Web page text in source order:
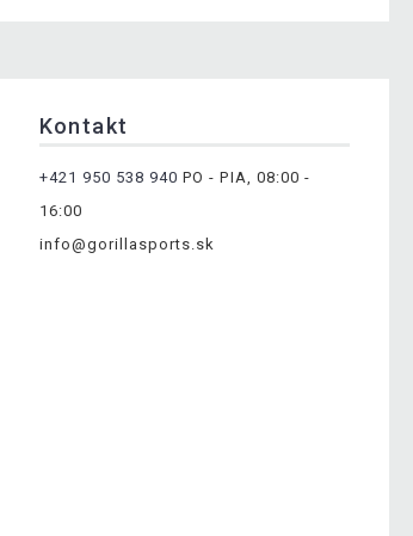
Kontakt
+421 950 538 940 PO - PIA, 08:00 -
16:00
info@gorillasports.sk